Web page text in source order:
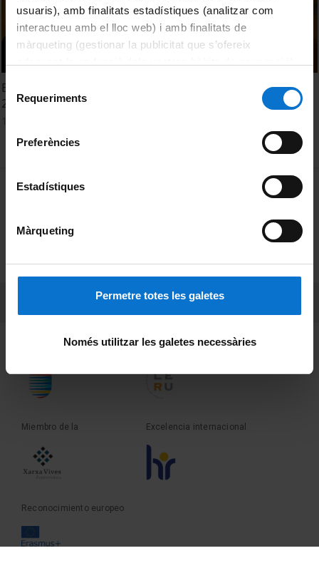
usuaris), amb finalitats estadístiques (analitzar com
interactueu amb el lloc web) i amb finalitats de
màrqueting (gestionar la publicitat que s’ofereix
consultar laPolítica de galetes del lloc web de la
Selecció
de Requeriments
Preferències
Estadístiques
Màrqueting
Permetre totes les galetes
Només utilitzar les galetes necessàries
Entendre, explicar, fer. In Memoriam Joaquim Molas (1930-
2015). Sessió Institut d'Estudis Catalans
MENÚ PEU 1
Privacidad y términos
Sobre UBtv
Fundadora de la Miembro de la
Miembro de la Excelencia internacional
Reconocimiento europeo